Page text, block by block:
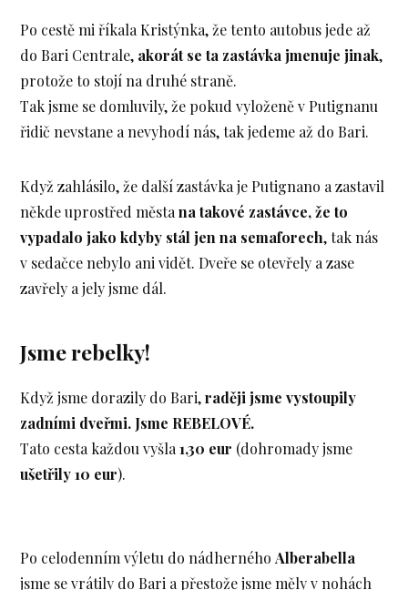
Po cestě mi říkala Kristýnka, že tento autobus jede až
do Bari Centrale, akorát se ta zastávka jmenuje jinak,
protože to stojí na druhé straně.
Tak jsme se domluvily, že pokud vyloženě v Putignanu
řidič nevstane a nevyhodí nás, tak jedeme až do Bari.
Když zahlásilo, že další zastávka je Putignano a zastavil
někde uprostřed městana takové zastávce, že to
vypadalo jako kdyby stál jen na semaforech, tak nás
v sedačce nebylo ani vidět. Dveře se otevřely a zase
zavřely a jely jsme dál.
Jsme rebelky!
Když jsme dorazily do Bari,raději jsme vystoupily
zadními dveřmi. Jsme REBELOVÉ.
Tato cesta každou vyšla1,30 eur (dohromady jsme
ušetřily 10 eur).
Po celodenním výletu do nádhernéhoAlberabella
jsme se vrátily do Bari a přestože jsme měly v nohách